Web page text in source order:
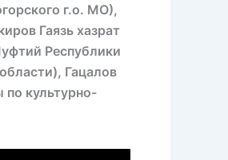
г.о. МО),
Гаязь хазрат
Республики
Гацалов
культурно-